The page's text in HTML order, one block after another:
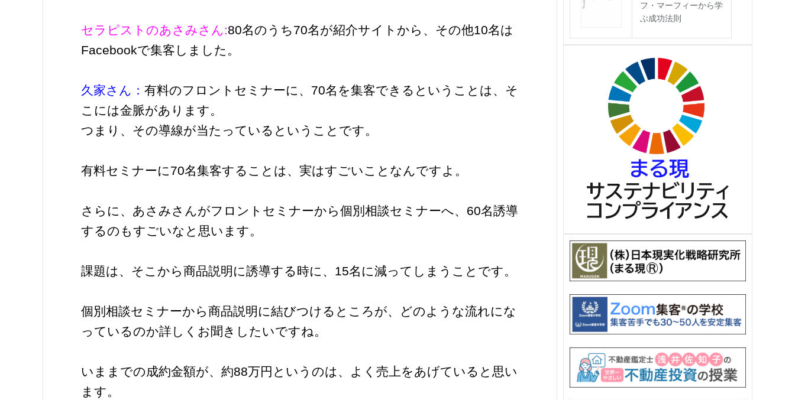
セラピストのあさみさん:80名のうち70名が紹介サイトから、その他10名は
Facebookで集客しました。
久家さん： 有料のフロントセミナーに、70名を集客できるということは、そ
こには金脈があります。
つまり、その導線が当たっているということです。
有料セミナーに70名集客することは、実はすごいことなんですよ。
さらに、あさみさんがフロントセミナーから個別相談セミナーへ、60名誘導
するのもすごいなと思います。
課題は、そこから商品説明に誘導する時に、15名に減ってしまうことです。
個別相談セミナーから商品説明に結びつけるところが、どのような流れにな
っているのか詳しくお聞きしたいですね。
いままでの成約金額が、約88万円というのは、よく売上をあげていると思い
ます。
フ・マーフィーから学
ぶ成功法則